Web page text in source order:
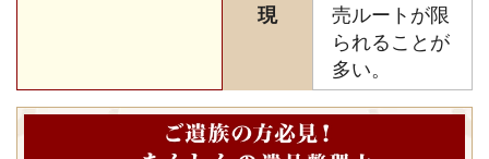
現
売ルートが限
られることが
多い。